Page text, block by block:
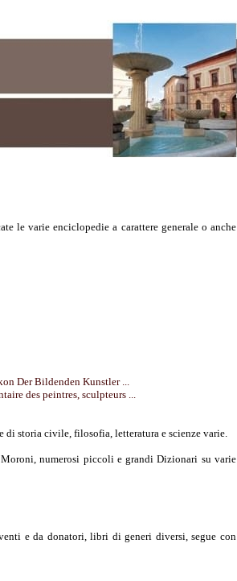
le varie enciclopedie a carattere generale o anche
Der Bildenden Kunstler ...
des peintres, sculpteurs ...
di storia civile, filosofia, letteratura e scienze varie.
numerosi piccoli e grandi Dizionari su varie
e da donatori, libri di generi diversi, segue con